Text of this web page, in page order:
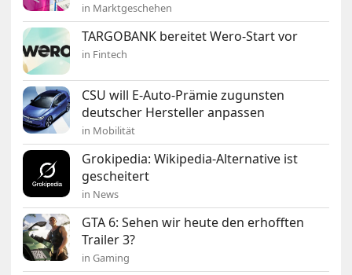
in Marktgeschehen
TARGOBANK bereitet Wero-Start vor
in Fintech
CSU will E-Auto-Prämie zugunsten
deutscher Hersteller anpassen
in Mobilität
Grokipedia: Wikipedia-Alternative ist
gescheitert
in News
GTA 6: Sehen wir heute den erhofften
Trailer 3?
in Gaming